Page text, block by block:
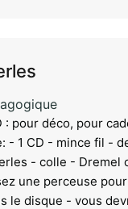
: pour déco, pour
- 1 CD - mince fil -
- colle - Dremel
une perceuse
le disque - vous